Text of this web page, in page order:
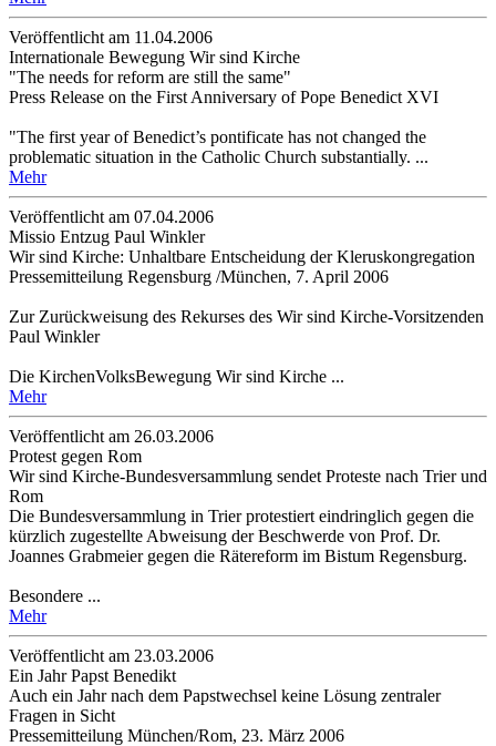
Veröffentlicht am 11­.04.2006
Internationale Bewegung Wir sind Kirche
"The needs for reform are still the same"
Press Release on the First Anniversary of Pope Benedict XVI
"The first year of Benedict’s pontificate has not changed the
problematic situation in the Catholic Church substantially. ...
Mehr
Veröffentlicht am 07­.04.2006
Missio Entzug Paul Winkler
Wir sind Kirche: Unhaltbare Entscheidung der Kleruskongregation
Pressemitteilung Regensburg /München, 7. April 2006
Zur Zurückweisung des Rekurses des Wir sind Kirche-Vorsitzenden
Paul Winkler
Die KirchenVolksBewegung Wir sind Kirche ...
Mehr
Veröffentlicht am 26­.03.2006
Protest gegen Rom
Wir sind Kirche-Bundesversammlung sendet Proteste nach Trier und
Rom
Die Bundesversammlung in Trier protestiert eindringlich gegen die
kürzlich zugestellte Abweisung der Beschwerde von Prof. Dr.
Joannes Grabmeier gegen die Rätereform im Bistum Regensburg.
Besondere ...
Mehr
Veröffentlicht am 23­.03.2006
Ein Jahr Papst Benedikt
Auch ein Jahr nach dem Papstwechsel keine Lösung zentraler
Fragen in Sicht
Pressemitteilung München/Rom, 23. März 2006